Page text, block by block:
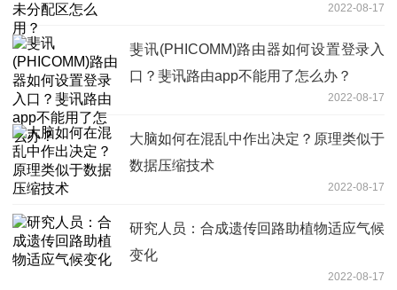
2022-08-17
斐讯(PHICOMM)路由器如何设置登录入
口？斐讯路由app不能用了怎么办？
2022-08-17
大脑如何在混乱中作出决定？原理类似于
数据压缩技术
2022-08-17
研究人员：合成遗传回路助植物适应气候
变化
2022-08-17